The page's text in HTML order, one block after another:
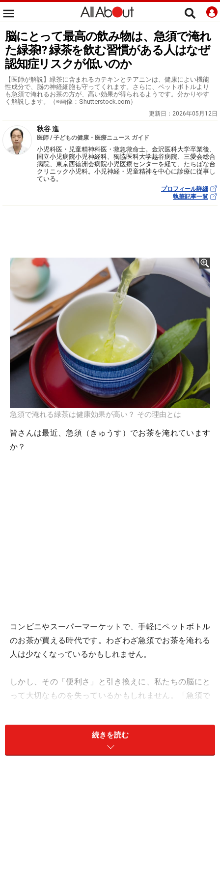
脳にとって最高の飲み物は、急須で淹れ
た緑茶!? 緑茶を飲む習慣がある人はなぜ
認知症リスクが低いのか
【医師が解説】緑茶に含まれるカテキンとテアニンは、健康によい機能
性成分で、脳の神経細胞も守ってくれます。さらに、ペットボトルより
も急須で淹れるお茶の方が、高い効果が得られるようです。分かりやす
く解説します。（※画像：Shutterstock.com）
更新日： 2026年05月12日
秋谷 進
医師 / 子どもの健康・医療ニュース ガイド
小児科医・児童精神科医・救急救命士。金沢医科大学卒業後、
国立小児病院小児神経科、獨協医科大学越谷病院、三愛会総合
病院、東京西徳洲会病院小児医療センターを経て、たちばな台
クリニック小児科。小児神経・児童精神を中心に診療に従事し
ている。
プロフィール詳細
執筆記事一覧
急須で淹れる緑茶は健康効果が高い？ その理由とは
皆さんは最近、急須（きゅうす）でお茶を淹れています
か？
コンビニやスーパーマーケットで、手軽にペットボトル
のお茶が買える時代です。わざわざ急須でお茶を淹れる
人は少なくなっているかもしれません。
しかし、その「便利さ」と引き換えに、私たちの脳にと
って大切なものを失っているかもしれません。「急須で
や体を若々しく保ってくれる働きがあるようです。最新
の研究から分かっていることをご紹介します。
続きを読む